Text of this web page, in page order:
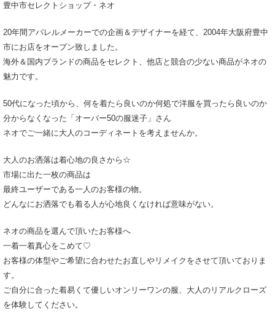
豊中市セレクトショップ・ネオ
20年間アパレルメーカーでの企画＆デザイナーを経て、2004年大阪府豊中
市にお店をオープン致しました。
海外＆国内ブランドの商品をセレクト、他店と競合の少ない商品がネオの
魅力です。
50代になった頃から、何を着たら良いのか何処で洋服を買ったら良いのか
分からなくなった「オーバー50の服迷子」さん
ネオでご一緒に大人のコーディネートを考えませんか。
大人のお洒落は着心地の良さから☆
市場に出た一枚の商品は
最終ユーザーである一人のお客様の物。
どんなにお洒落でも着る人が心地良くなければ意味がない。
ネオの商品を選んで頂いたお客様へ
一着一着真心をこめて♡
お客様の体型やご希望に合わせたお直しやリメイクをさせて頂いておりま
す。
ご自分に合った着易くて優しいオンリーワンの服、大人のリアルクローズ
を体験してください。